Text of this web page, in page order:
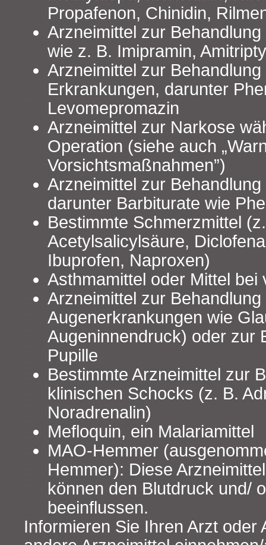
Propafenon, Chinidin,
Arzneimittel zur
wie z. B. Imipramin,
Arzneimittel zur
Erkrankungen, darunter
Levomepromazin
Arzneimittel zur Narkose
Operation (siehe auch
Vorsichtsmaßnahmen”)
Arzneimittel zur
darunter Barbiturate wie
Bestimmte Schmerzmittel
Acetylsalicylsäure,
Ibuprofen, Naproxen)
Asthmamittel oder Mittel bei
Arzneimittel zur
Augenerkrankungen wie
Augeninnendruck) oder zur
Pupille
Bestimmte Arzneimittel zur
klinischen Schocks (z. B.
Noradrenalin)
Mefloquin, ein Malariamittel
MAO-Hemmer
Hemmer): Diese
können den Blutdruck und/
beeinflussen.
Informieren Sie Ihren Arzt oder